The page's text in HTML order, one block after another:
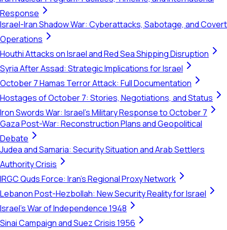
Response
Israel-Iran Shadow War: Cyberattacks, Sabotage, and Covert
Operations
Houthi Attacks on Israel and Red Sea Shipping Disruption
Syria After Assad: Strategic Implications for Israel
October 7 Hamas Terror Attack: Full Documentation
Hostages of October 7: Stories, Negotiations, and Status
Iron Swords War: Israel's Military Response to October 7
Gaza Post-War: Reconstruction Plans and Geopolitical
Debate
Judea and Samaria: Security Situation and Arab Settlers
Authority Crisis
IRGC Quds Force: Iran's Regional Proxy Network
Lebanon Post-Hezbollah: New Security Reality for Israel
Israel's War of Independence 1948
Sinai Campaign and Suez Crisis 1956